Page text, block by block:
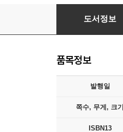
공공기관평가론
도서정보
품목정보
발행일
쪽수, 무게, 크기
ISBN13